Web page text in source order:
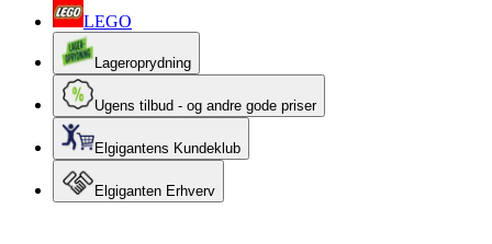
LEGO
Lageroprydning
Ugens tilbud - og andre gode priser
Elgigantens Kundeklub
Elgiganten Erhverv